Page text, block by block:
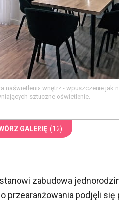
naświetlenia wnętrz - wpuszczenie jak
sztuczne oświetlenie.
GALERIĘ (12)
zabudowa
przearanżowania podjęli się